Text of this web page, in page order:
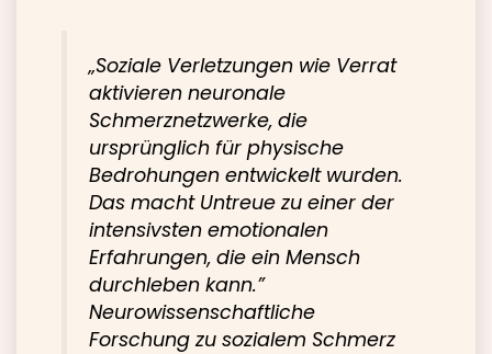
„Soziale Verletzungen wie Verrat
aktivieren neuronale
Schmerznetzwerke, die
ursprünglich für physische
Bedrohungen entwickelt wurden.
Das macht Untreue zu einer der
intensivsten emotionalen
Erfahrungen, die ein Mensch
durchleben kann.”
Neurowissenschaftliche
Forschung zu sozialem Schmerz